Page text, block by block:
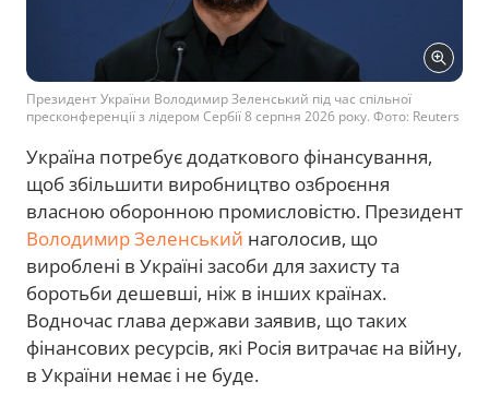
Президент України Володимир Зеленський під час спільної
пресконференції з лідером Сербії 8 серпня 2026 року. Фото: Reuters
Україна потребує додаткового фінансування,
щоб збільшити виробництво озброєння
власною оборонною промисловістю. Президент
Володимир Зеленський наголосив, що
вироблені в Україні засоби для захисту та
боротьби дешевші, ніж в інших країнах.
Водночас глава держави заявив, що таких
фінансових ресурсів, які Росія витрачає на війну,
в України немає і не буде.